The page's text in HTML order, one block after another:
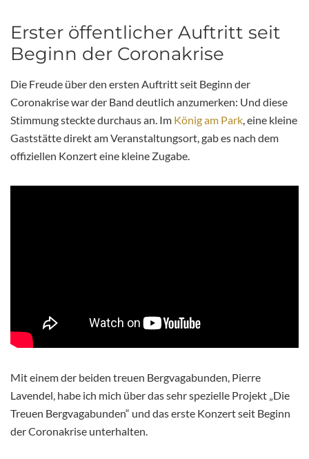
Erster öffentlicher Auftritt seit
Beginn der Coronakrise
Die Freude über den ersten Auftritt seit Beginn der
Coronakrise war der Band deutlich anzumerken: Und diese
Stimmung steckte durchaus an. Im König am Park, eine kleine
Gaststätte direkt am Veranstaltungsort, gab es nach dem
offiziellen Konzert eine kleine Zugabe.
Mit einem der beiden treuen Bergvagabunden, Pierre
Lavendel, habe ich mich über das sehr spezielle Projekt „Die
Treuen Bergvagabunden“ und das erste Konzert seit Beginn
der Coronakrise unterhalten.